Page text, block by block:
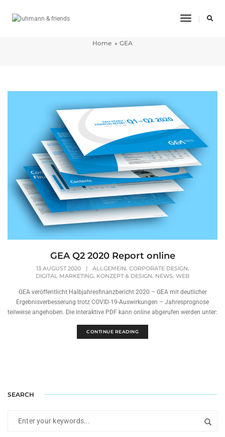
Toggle
Home GEA
GEA Q2 2020 Report online
13 AUGUST 2020 | ALLGEMEIN, CORPORATE DESIGN,
DIGITAL MARKETING, KONZEPT & DESIGN, NEWS, WEB
GEA veröffentlicht Halbjahresfinanzbericht 2020 – GEA mit deutlicher
Ergebnisverbesserung trotz COVID-19-Auswirkungen – Jahresprognose
teilweise angehoben. Die interaktive PDF kann online abgerufen werden unter:
CONTINUE READING
SEARCH